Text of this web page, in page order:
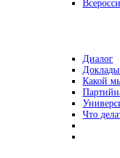
Диалог
Какой
Что